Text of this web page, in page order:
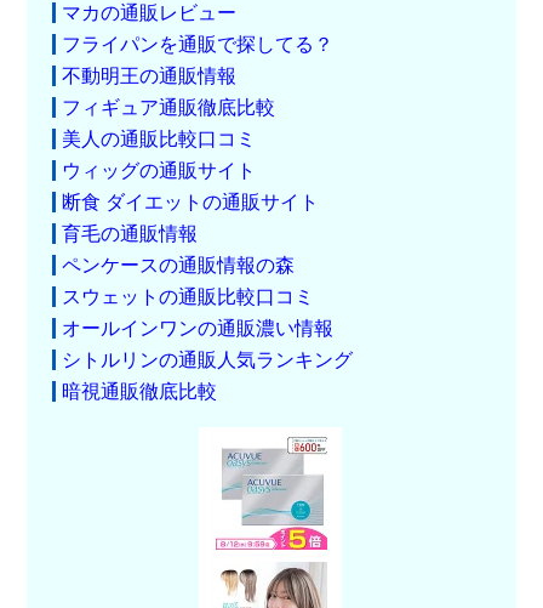
マカの通販レビュー
フライパンを通販で探してる？
不動明王の通販情報
フィギュア通販徹底比較
美人の通販比較口コミ
ウィッグの通販サイト
断食 ダイエットの通販サイト
育毛の通販情報
ペンケースの通販情報の森
スウェットの通販比較口コミ
オールインワンの通販濃い情報
シトルリンの通販人気ランキング
暗視通販徹底比較